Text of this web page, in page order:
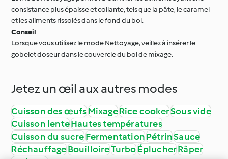
consistance plus épaisse et collante, tels que la pâte, le caramel
et les aliments rissolés dans le fond du bol.
Conseil
Lorsque vous utilisez le mode Nettoyage, veillez à insérer le
gobelet doseur dans le couvercle du bol de mixage.
Jetez un œil aux autres modes
Cuisson des œufsMixageRice cookerSous vide
Cuisson lenteHautes températures
Cuisson du sucreFermentationPétrinSauce
RéchauffageBouilloireTurboÉplucherRâper